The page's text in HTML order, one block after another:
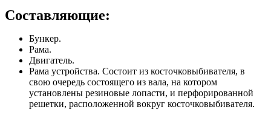
Составляющие:
Бункер.
Рама.
Двигатель.
Рама устройства. Состоит из косточковыбивателя, в
свою очередь состоящего из вала, на котором
установлены резиновые лопасти, и перфорированной
решетки, расположенной вокруг косточковыбивателя.